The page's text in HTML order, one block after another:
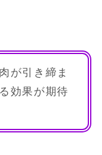
が引き締ま
効果が期待